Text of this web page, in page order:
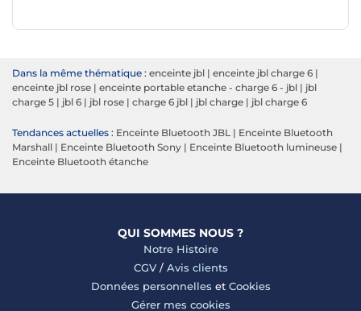
Dans la même thématique : enceinte jbl | enceinte jbl charge 6 |
enceinte jbl rose | enceinte portable etanche - charge 6 - jbl | jbl
charge 5 | jbl 6 | jbl rose | charge 6 jbl | jbl charge | jbl charge 6
Tendances actuelles : Enceinte Bluetooth JBL | Enceinte Bluetooth
Marshall | Enceinte Bluetooth Sony | Enceinte Bluetooth lumineuse |
Enceinte Bluetooth étanche
QUI SOMMES NOUS ?
Notre Histoire
CGV/ Avis clients
Données personnelles et Cookies
Gérer mes cookies